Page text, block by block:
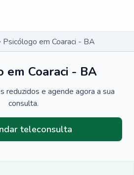
Psicólogo em Coaraci - BA
em Coaraci - BA
reduzidos e agende agora a sua
consulta.
teleconsulta